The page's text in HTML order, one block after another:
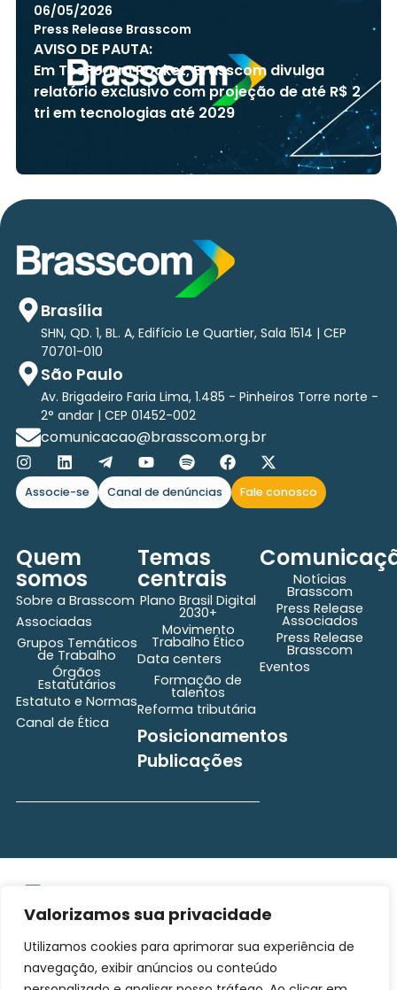
Valorizamos sua privacidade
Utilizamos cookies para aprimorar sua experiência de
navegação, exibir anúncios ou conteúdo
06/05/2026
Press Release Brasscom
AVISO DE PAUTA:
Em TecForum Pocket, Brasscom divulga
relatório exclusivo com projeção de até R$ 2
tri em tecnologias até 2029
Brasília
SHN, QD. 1, BL. A, Edifício Le Quartier, Sala 1514 | CEP
70701-010
São Paulo
Av. Brigadeiro Faria Lima, 1.485 - Pinheiros Torre norte -
2° andar | CEP 01452-002
comunicacao@brasscom.org.br
Associe-se Canal de denúncias Fale conosco
Quem
somos
Sobre a Brasscom
Associadas
Grupos Temáticos
de Trabalho
Órgãos
Estatutários
Estatuto e Normas
Canal de Ética
Temas
centrais
Plano Brasil Digital
2030+
Movimento
Trabalho Ético
Data centers
Formação de
talentos
Reforma tributária
Posicionamentos
Publicações
Notícias
Brasscom
Press Release
Associados
Press Release
Brasscom
Eventos
reservados ©2025
Orgulhosamente
desenvolvido por
Digital
secretaria@brasscom.org.br
e Normas